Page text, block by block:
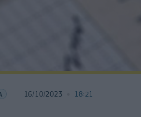
16/10/2023 18:21